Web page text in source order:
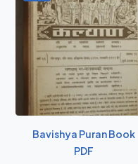
Bavishya Puran Book
PDF